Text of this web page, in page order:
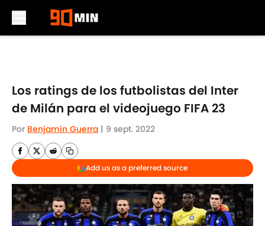
Los ratings de los futbolistas del Inter
de Milán para el videojuego FIFA 23
Por Benjamín Guerra | 9 sept. 2022
Add us as a preferred source